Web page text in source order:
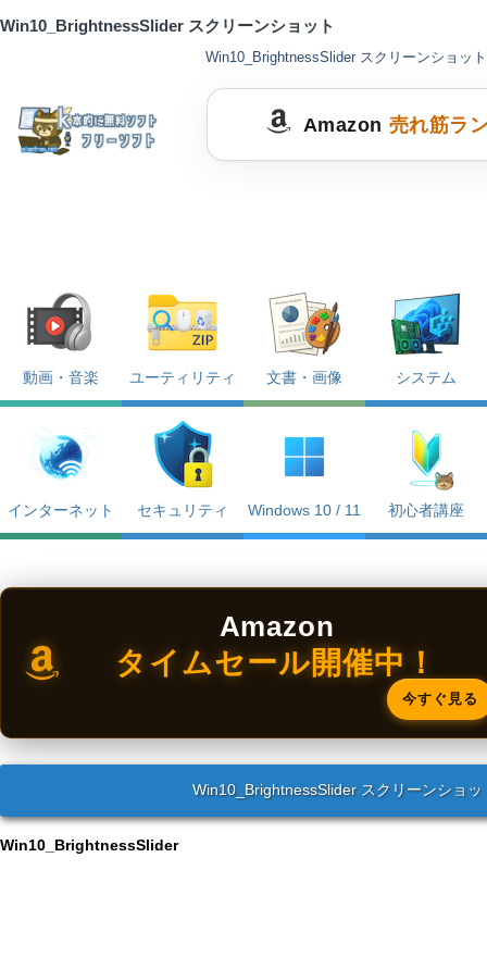
Win10_BrightnessSlider スクリーンショット
Win10_BrightnessSlider スクリーンショット
Amazon 売れ筋ラ
動画・音楽 ユーティリティ 文書・画像 システム
インターネット セキュリティ Windows 10 / 11 初心者講座
Amazon
タイムセール開催中！
今すぐ見る
Win10_BrightnessSlider スクリーンショッ
Win10_BrightnessSlider